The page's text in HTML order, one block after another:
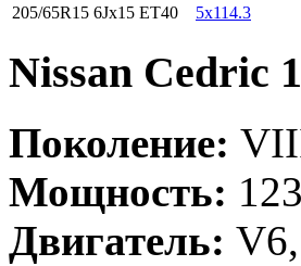
205/65R15 6Jx15 ET40 5x114.3
Nissan Cedric
Поколение:
Мощность:
Двигатель: